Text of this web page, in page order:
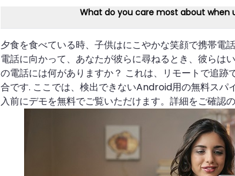
What do you care most about when
夕食を食べている時、子供はにこやかな笑顔で携帯電
電話に向かって、あなたが彼らに尋ねるとき、彼らは
の電話には何がありますか？ これは、リモートで追跡
合です. ここでは、検出できないAndroid用の無料スパ
入前にデモを無料でご覧いただけます。詳細をご確認